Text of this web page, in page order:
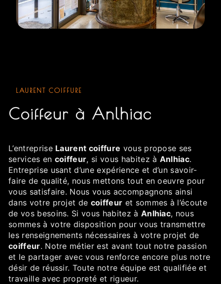
LAURENT COIFFURE
coiffeur à Anlhiac
L’entreprise Laurent coiffure vous propose ses
services en coiffeur, si vous habitez à Anlhiac.
Entreprise usant d’une expérience et d’un savoir-
faire de qualité, nous mettons tout en oeuvre pour
vous satisfaire. Nous vous accompagnons ainsi
dans votre projet de coiffeur et sommes à l’écoute
de vos besoins. Si vous habitez à Anlhiac, nous
sommes à votre disposition pour vous transmettre
les renseignements nécessaires à votre projet de
coiffeur. Notre métier est avant tout notre passion
et le partager avec vous renforce encore plus notre
désir de réussir. Toute notre équipe est qualifiée et
travaille avec propreté et rigueur.